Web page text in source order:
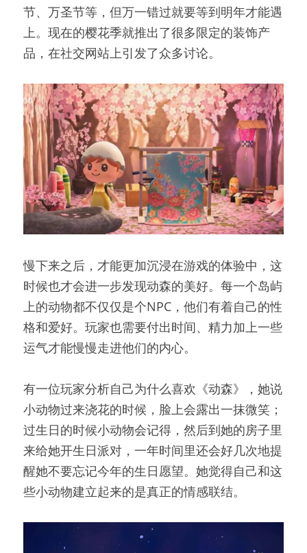
节、万圣节等，但万一错过就要等到明年才能遇
上。现在的樱花季就推出了很多限定的装饰产
品，在社交网站上引发了众多讨论。
慢下来之后，才能更加沉浸在游戏的体验中，这
时候也才会进一步发现动森的美好。每一个岛屿
上的动物都不仅仅是个NPC，他们有着自己的性
格和爱好。玩家也需要付出时间、精力加上一些
运气才能慢慢走进他们的内心。
有一位玩家分析自己为什么喜欢《动森》，她说
小动物过来浇花的时候，脸上会露出一抹微笑；
过生日的时候小动物会记得，然后到她的房子里
来给她开生日派对，一年时间里还会好几次地提
醒她不要忘记今年的生日愿望。她觉得自己和这
些小动物建立起来的是真正的情感联结。